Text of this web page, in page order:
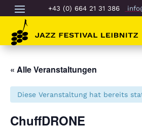
+43 (0) 664 21 31 386
« Alle Veranstaltungen
Diese Veranstaltung hat bereits
ChuffDRONE